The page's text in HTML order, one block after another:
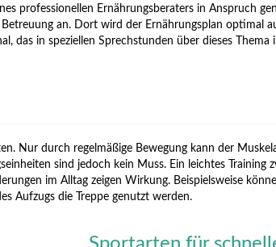
professionellen Ernährungsberaters in Anspruch
an. Dort wird der Ernährungsplan optimal
das in speziellen Sprechstunden über dieses Thema
Nur durch regelmäßige Bewegung kann der
sind jedoch kein Muss. Ein leichtes Training
im Alltag zeigen Wirkung. Beispielsweise
Aufzugs die Treppe genutzt werden.